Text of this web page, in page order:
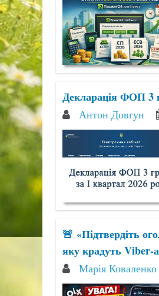
Декларація ФОП 3
Антон Довгун
🚨 «Підтвердіть
яку крадуть Viber-
Марія Коваленко